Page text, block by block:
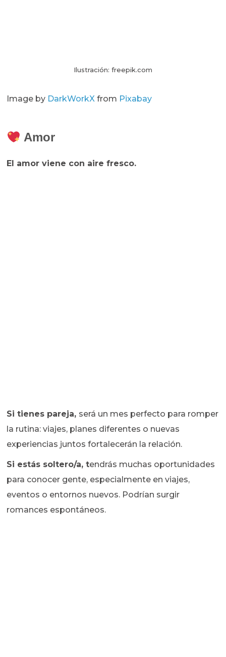
Ilustración: freepik.com
Image by DarkWorkX from Pixabay
Amor
El amor viene con aire fresco.
Si tienes pareja, será un mes perfecto para romper
la rutina: viajes, planes diferentes o nuevas
experiencias juntos fortalecerán la relación.
Si estás soltero/a, tendrás muchas oportunidades
para conocer gente, especialmente en viajes,
eventos o entornos nuevos. Podrían surgir
romances espontáneos.